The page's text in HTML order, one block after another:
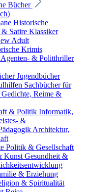
Bücher
Historische
Satire Klassiker
Adult
Krimis
Agenten- & Politthriller
Jugendbücher
Sachbücher für
Gedichte, Reime &
& Politik Informatik,
&
Architektur,
Politik & Gesellschaft
Kunst Gesundheit &
& Erziehung
& Spiritualität